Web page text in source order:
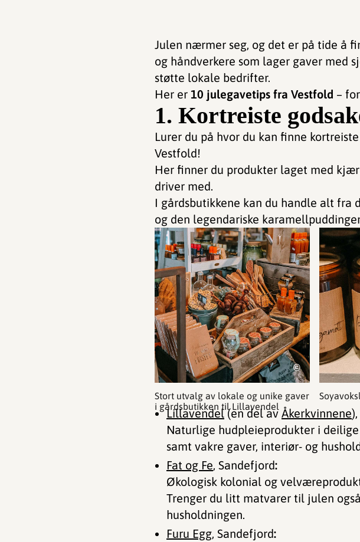
Julen nærmer seg, og det er på tide å
og håndverkere som lager gaver med
støtte lokale bedrifter.
Her er 10 julegavetips fra Vestfold –
1. Kortreiste
Lurer du på hvor du kan finne
Vestfold!
Her finner du produkter laget med
driver med.
I gårdsbutikkene kan du handle alt fra
og den legendariske
©
Stort utvalg av lokale og unike gaver
i gårdsbutikken til Lillavendel
Lillavendel(en del avÅkerkvinnene
Naturlige hudpleieprodukter i
samt vakre gaver, interiør- og
Fat og Fe, Sandefjord:
Økologisk kolonial og
Trenger du litt matvarer til julen
husholdningen.
Furu Egg, Sandefjord: